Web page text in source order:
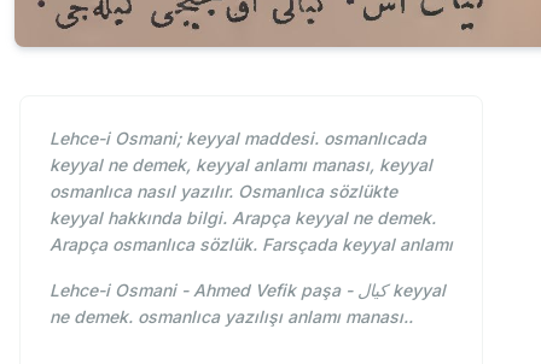
Lehce-i Osmani; keyyal maddesi. osmanlıcada
keyyal ne demek, keyyal anlamı manası, keyyal
osmanlıca nasıl yazılır. Osmanlıca sözlükte
keyyal hakkında bilgi. Arapça keyyal ne demek.
Arapça osmanlıca sözlük. Farsçada keyyal anlamı
Lehce-i Osmani - Ahmed Vefik paşa - كيال keyyal
ne demek. osmanlıca yazılışı anlamı manası..